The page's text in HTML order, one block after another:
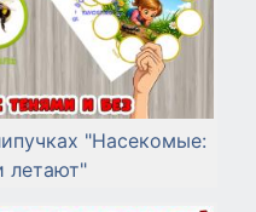
"Насекомые:
летают"